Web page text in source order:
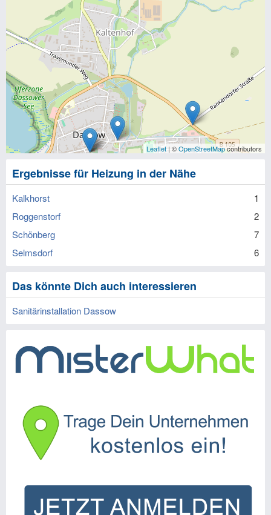
Leaflet | ©OpenStreetMapcontributors
Ergebnisse für Heizung in der Nähe
Kalkhorst
1
Roggenstorf
2
Schönberg
7
Selmsdorf
6
Das könnte Dich auch interessieren
Sanitärinstallation Dassow